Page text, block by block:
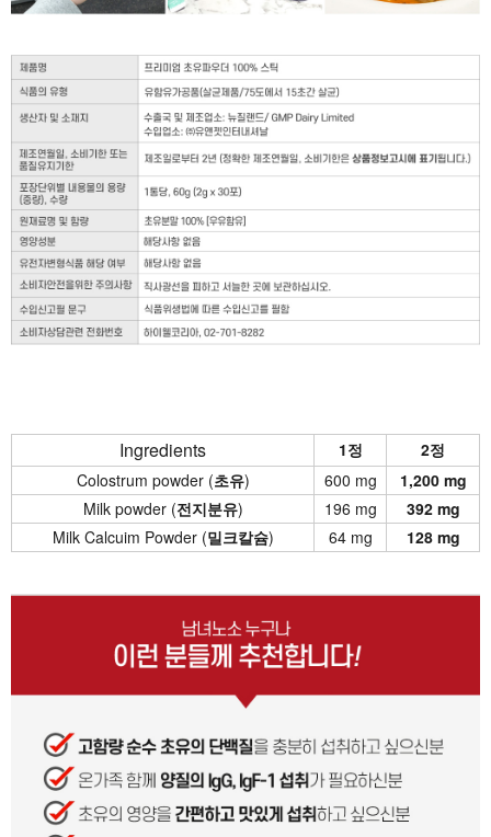
Ingredients 1정
2정
Colostrum powder (초유) 600 mg
1,200 mg
Milk powder (전지분유) 196 mg
392 mg
Milk Calcuim Powder (밀크칼슘) 64 mg 128 mg